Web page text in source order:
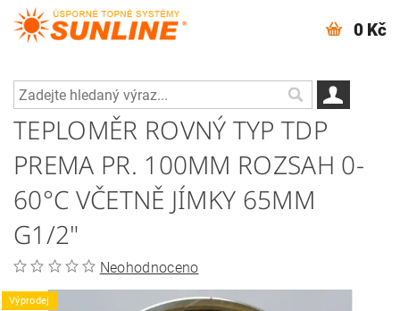
0 Kč
TEPLOMĚR ROVNÝ TYP TDP
PREMA PR. 100MM ROZSAH 0-
60°C VČETNĚ JÍMKY 65MM
G1/2"
Neohodnoceno
Výprodej